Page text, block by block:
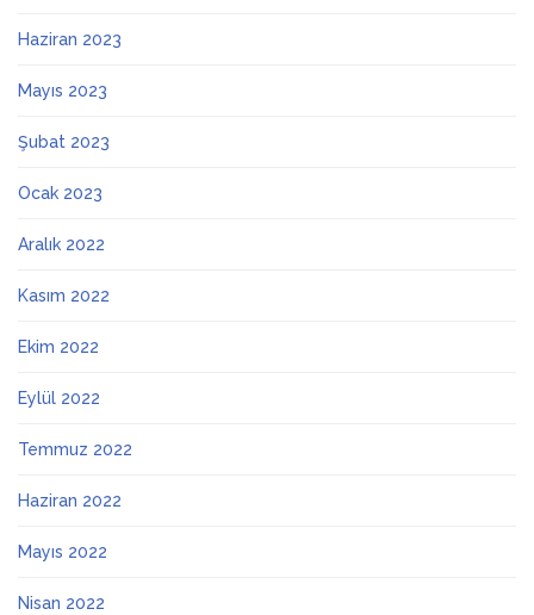
Haziran 2023
Mayıs 2023
Şubat 2023
Ocak 2023
Aralık 2022
Kasım 2022
Ekim 2022
Eylül 2022
Temmuz 2022
Haziran 2022
Mayıs 2022
Nisan 2022